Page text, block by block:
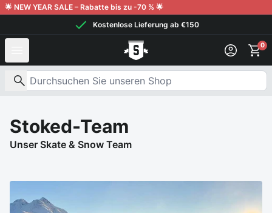
Weiter zum Inhalt
🌟 NEW YEAR SALE – Rabatte bis zu -70 % 🌟
Kostenlose Lieferung ab €150
0
Nach Produkten suchen
Stoked-Team
Unser Skate & Snow Team